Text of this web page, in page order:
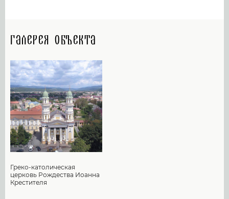
Галерея объекта
Греко-католическая
церковь Рождества Иоанна
Крестителя